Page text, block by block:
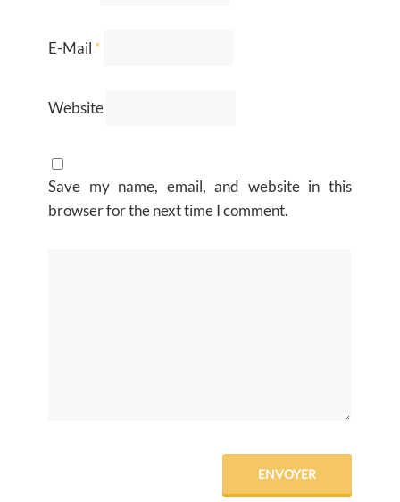
E-Mail *
Website
Save my name, email, and website in this
browser for the next time I comment.